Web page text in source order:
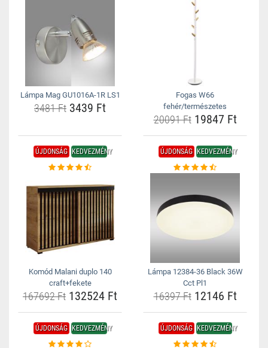
Lámpa Mag GU1016A-1R LS1
3481 Ft 3439 Ft
Fogas W66
fehér/természetes
20091 Ft19847 Ft
ÚJDONSÁG KEDVEZMÉNY
Komód Malani duplo 140
craft+fekete
167692 Ft 132524 Ft
ÚJDONSÁG KEDVEZMÉNY
Lámpa 12384-36 Black 36W
Cct Pl1
16397 Ft12146 Ft
ÚJDONSÁG KEDVEZMÉNY ÚJDONSÁG KEDVEZMÉNY